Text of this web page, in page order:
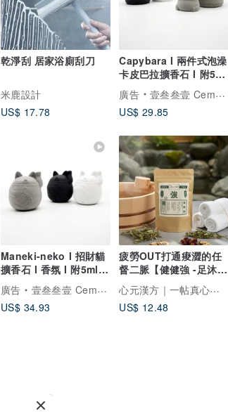
乾淨刮 居家浴廁刮刀
米鹿設計
US$ 17.78
Capybara I 兩件式泡澡
卡皮巴拉擴香石 I 附5mi
精油－馬年開運物
廣告
壹叁叁壹 Cementer No.1331
US$ 29.85
Maneki-neko I 招財貓
擴香石 I 香氛 I 附5ml精
油－馬年開運小物
廣告
壹叁叁壹 Cementer No.1331
US$ 34.93
疲勞OUT打通痠澀的任
督二脈【健健強 -足沐包
5入】紅花、筋骨保健心元漢方｜一帖真心，做厝邊
US$ 12.48